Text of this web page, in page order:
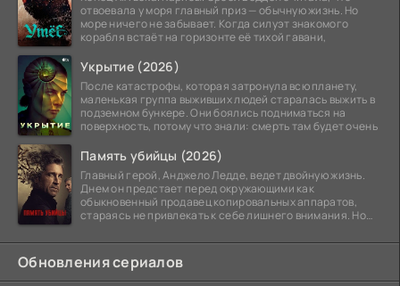
отвоевала у моря главный приз — обычную жизнь. Но
море ничего не забывает. Когда силуэт знакомого
корабля встаёт на горизонте её тихой гавани,
Укрытие (2026)
После катастрофы, которая затронула всю планету,
маленькая группа выживших людей старалась выжить в
подземном бункере. Они боялись подниматься на
поверхность, потому что знали: смерть там будет очень
Память убийцы (2026)
Главный герой, Анджело Ледде, ведет двойную жизнь.
Днем он предстает перед окружающими как
обыкновенный продавец копировальных аппаратов,
стараясь не привлекать к себе лишнего внимания. Но
Обновления сериалов